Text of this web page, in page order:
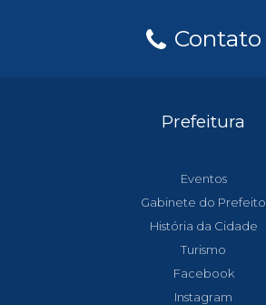
Contato
Prefeitura
Eventos
Gabinete do Prefeito
História da Cidade
Turismo
Facebook
Instagram